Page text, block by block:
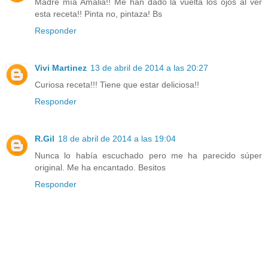
Madre mía Amalia!! Me han dado la vuelta los ojos al ver
esta receta!! Pinta no, pintaza! Bs
Responder
Vivi Martinez 13 de abril de 2014 a las 20:27
Curiosa receta!!! Tiene que estar deliciosa!!
Responder
R.Gil 18 de abril de 2014 a las 19:04
Nunca lo había escuchado pero me ha parecido súper
original. Me ha encantado. Besitos
Responder